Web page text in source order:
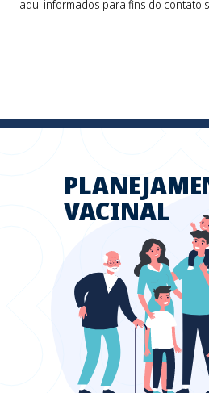
aqui informados para fins do contato
VACINAL